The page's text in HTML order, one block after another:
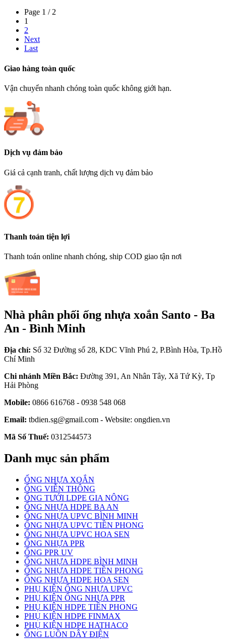
Page 1 / 2
1
2
Next
Last
Giao hàng toàn quốc
Vận chuyển nhanh chóng toàn quốc không giới hạn.
Dịch vụ đảm bảo
Giá cả cạnh tranh, chất lượng dịch vụ đảm bảo
Thanh toán tiện lợi
Thanh toán online nhanh chóng, ship COD giao tận nơi
Nhà phân phối ống nhựa xoắn Santo - Ba
An - Bình Minh
Địa chỉ: Số 32 Đường số 28, KDC Vĩnh Phú 2, P.Bình Hòa, Tp.Hồ
Chí Minh
Chi nhánh Miền Bắc: Đường 391, An Nhân Tây, Xã Tứ Kỳ, Tp
Hải Phòng
Mobile: 0866 616768 - 0938 548 068
Email: tbdien.sg@gmail.com - Website: ongdien.vn
Mã Số Thuế: 0312544573
Danh mục sản phẩm
ỐNG NHỰA XOẮN
ỐNG VIỄN THÔNG
ỐNG TƯỚI LDPE GIA NÔNG
ỐNG NHỰA HDPE BA AN
ỐNG NHỰA UPVC BÌNH MINH
ỐNG NHỰA UPVC TIỀN PHONG
ỐNG NHỰA UPVC HOA SEN
ỐNG NHỰA PPR
ỐNG PPR UV
ỐNG NHỰA HDPE BÌNH MINH
ỐNG NHỰA HDPE TIỀN PHONG
ỐNG NHỰA HDPE HOA SEN
PHỤ KIỆN ỐNG NHỰA UPVC
PHỤ KIỆN ỐNG NHỰA PPR
PHỤ KIỆN HDPE TIỀN PHONG
PHỤ KIỆN HDPE FINMAX
PHỤ KIỆN HDPE HATHACO
ỐNG LUỒN DÂY ĐIỆN